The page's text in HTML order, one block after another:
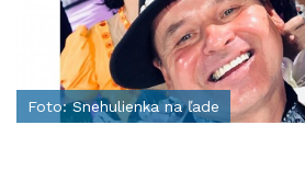
Foto: Snehulienka na ľade